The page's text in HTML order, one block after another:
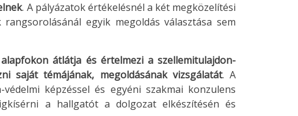
. A pályázatok értékelésnél a két megközelítési
egyik megoldás választása sem
alapfokon átlátja és értelmezi a szellemitulajdon-
saját témájának, megoldásának vizsgálatát. A
képzéssel és egyéni szakmai konzulens
a hallgatót a dolgozat elkészítésén és